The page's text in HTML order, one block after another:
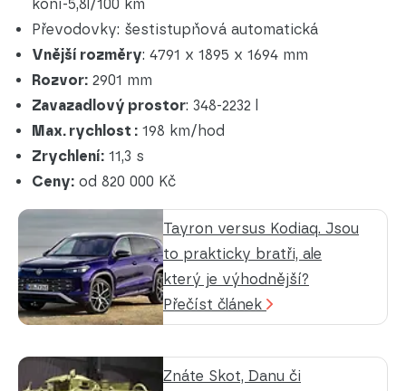
koní-5,8l/100 km
Převodovky: šestistupňová automatická
Vnější rozměry: 4791 x 1895 x 1694 mm
Rozvor: 2901 mm
Zavazadlový prostor: 348-2232 l
Max. rychlost : 198 km/hod
Zrychlení: 11,3 s
Ceny: od 820 000 Kč
Tayron versus Kodiaq. Jsou
to prakticky bratři, ale
který je výhodnější?
Přečíst článek
Znáte Skot, Danu či